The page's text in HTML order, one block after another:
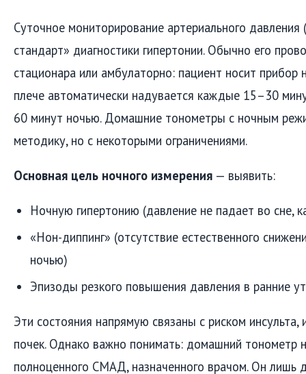
Суточное мониторирование артериального
стандарт» диагностики гипертонии. Обычно его
стационара или амбулаторно: пациент носит прибор
плече автоматически надувается каждые 15–30
60 минут ночью. Домашние тонометры с ночным
методику, но с некоторыми ограничениями.
Основная цель ночного измерения — выявить:
Ночную гипертонию (давление не падает во сне,
«Нон-диппинг» (отсутствие естественного
ночью)
Эпизоды резкого повышения давления в ранние
Эти состояния напрямую связаны с риском
почек. Однако важно понимать: домашний тонометр
полноценного СМАД, назначенного врачом. Он лишь